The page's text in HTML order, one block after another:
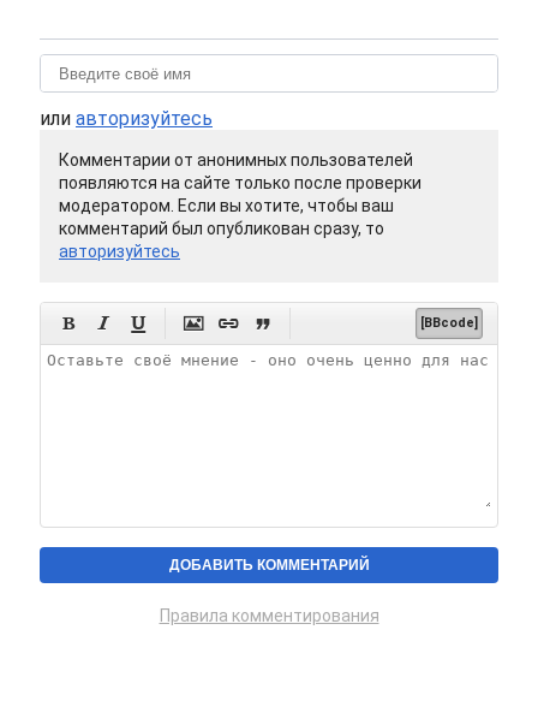
или авторизуйтесь
Комментарии от анонимных пользователей
появляются на сайте только после проверки
модератором. Если вы хотите, чтобы ваш
комментарий был опубликован сразу, то
авторизуйтесь
      [BBcode]
Правила комментирования